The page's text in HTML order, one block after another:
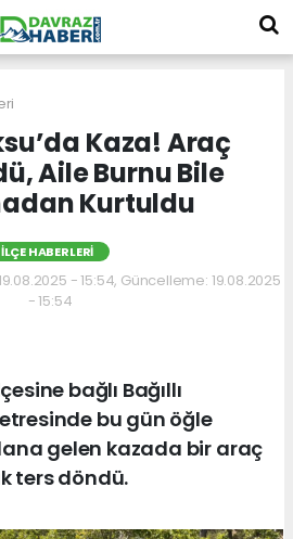
Kaza! Araç
Aile Burnu Bile
Kurtuldu
İLÇE HABERLERI
- 15:54, Güncelleme: 19.08.2025
- 15:54
bağlı Bağıllı
bu gün öğle
gelen kazada bir araç
ters döndü.